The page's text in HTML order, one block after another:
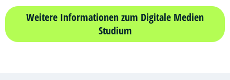
Weitere Informationen zum Digitale Medien
Studium